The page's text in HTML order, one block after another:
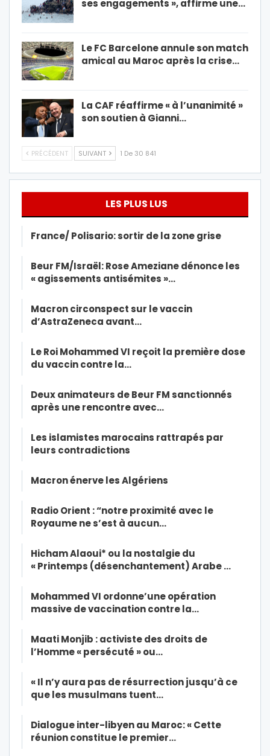
ses engagements », affirme une…
Le FC Barcelone annule son match
amical au Maroc après la crise…
La CAF réaffirme « à l’unanimité »
son soutien à Gianni…
PRÉCÉDENT SUIVANT 1 De 30 841
LES PLUS LUS
France/ Polisario: sortir de la zone grise
Beur FM/Israël: Rose Ameziane dénonce les
« agissements antisémites »…
Macron circonspect sur le vaccin
d’AstraZeneca avant…
Le Roi Mohammed VI reçoit la première dose
du vaccin contre la…
Deux animateurs de Beur FM sanctionnés
après une rencontre avec…
Les islamistes marocains rattrapés par
leurs contradictions
Macron énerve les Algériens
Radio Orient : “notre proximité avec le
Royaume ne s’est à aucun…
Hicham Alaoui* ou la nostalgie du
« Printemps (désenchantement) Arabe …
Mohammed VI ordonne’une opération
massive de vaccination contre la…
Maati Monjib : activiste des droits de
l’Homme « persécuté » ou…
« Il n’y aura pas de résurrection jusqu’à ce
que les musulmans tuent…
Dialogue inter-libyen au Maroc: « Cette
réunion constitue le premier…